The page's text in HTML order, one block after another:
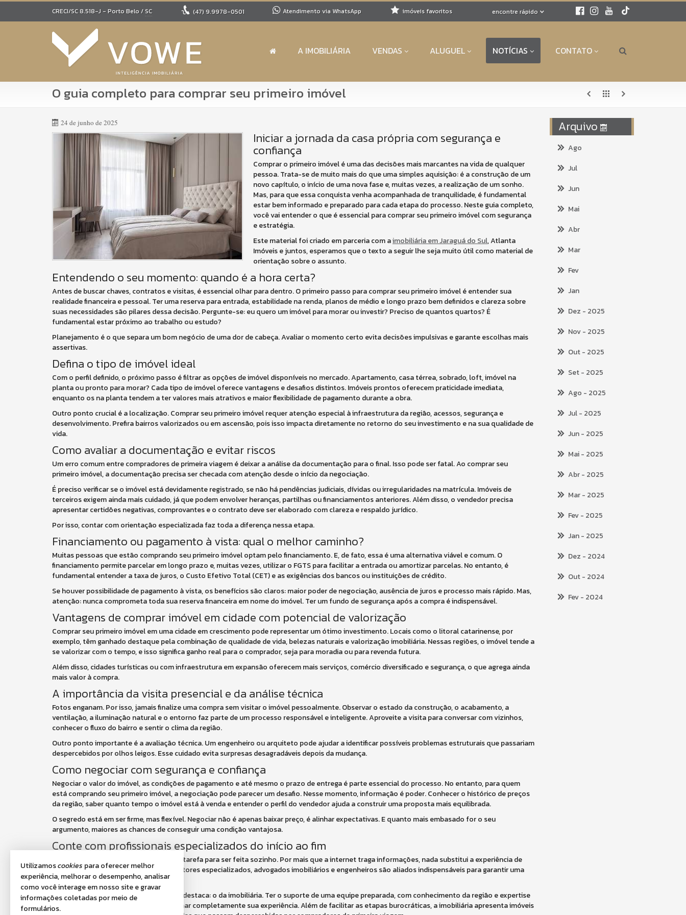
CRECI/SC 8.518-J - Porto Belo /SC (47)9.9978-0501 Atendimento via WhatsApp encontre rápido
imóveis favoritos
A IMOBILIÁRIA VENDAS ALUGUEL NOTÍCIAS CONTATO
O guia completo para comprar seu primeiro imóvel
24 de junho de 2025
Iniciar a jornada da casa própria com segurança e
confiança
Comprar o primeiro imóvel é uma das decisões mais marcantes na vida de qualquer
pessoa. Trata-se de muito mais do que uma simples aquisição: é a construção de um
novo capítulo, o início de uma nova fase e, muitas vezes, a realização de um sonho.
Mas, para que essa conquista venha acompanhada de tranquilidade, é fundamental
estar bem informado e preparado para cada etapa do processo. Neste guia completo,
você vai entender o que é essencial para comprar seu primeiro imóvel com segurança
e estratégia.
Este material foi criado em parceria com aimobiliária em Jaraguá do Sul, Atlanta
Imóveis e juntos, esperamos que o texto a seguir lhe seja muito útil como material de
orientação sobre o assunto.
Entendendo o seu momento: quando é a hora certa?
Antes de buscar chaves, contratos e visitas, é essencial olhar para dentro. O primeiro passo para comprar seu primeiro imóvel é entender sua
realidade financeira e pessoal. Ter uma reserva para entrada, estabilidade na renda, planos de médio e longo prazo bem definidos e clareza sobre
suas necessidades são pilares dessa decisão. Pergunte-se: eu quero um imóvel para morar ou investir? Preciso de quantos quartos? É
fundamental estar próximo ao trabalho ou estudo?
Planejamento é o que separa um bom negócio de uma dor de cabeça. Avaliar o momento certo evita decisões impulsivas e garante escolhas mais
assertivas.
Defina o tipo de imóvel ideal
Com o perfil definido, o próximo passo é filtrar as opções de imóvel disponíveis no mercado. Apartamento, casa térrea, sobrado, loft, imóvel na
planta ou pronto para morar? Cada tipo de imóvel oferece vantagens e desafios distintos. Imóveis prontos oferecem praticidade imediata,
enquanto os na planta tendem a ter valores mais atrativos e maior flexibilidade de pagamento durante a obra.
Outro ponto crucial é a localização. Comprar seu primeiro imóvel requer atenção especial à infraestrutura da região, acessos, segurança e
desenvolvimento. Prefira bairros valorizados ou em ascensão, pois isso impacta diretamente no retorno do seu investimento e na sua qualidade de
vida.
Como avaliar a documentação e evitar riscos
Um erro comum entre compradores de primeira viagem é deixar a análise da documentação para o final. Isso pode ser fatal. Ao comprar seu
primeiro imóvel, a documentação precisa ser checada com atenção desde o início da negociação.
É preciso verificar se o imóvel está devidamente registrado, se não há pendências judiciais, dívidas ou irregularidades na matrícula. Imóveis de
terceiros exigem ainda mais cuidado, já que podem envolver heranças, partilhas ou financiamentos anteriores. Além disso, o vendedor precisa
apresentar certidões negativas, comprovantes e o contrato deve ser elaborado com clareza e respaldo jurídico.
Por isso, contar com orientação especializada faz toda a diferença nessa etapa.
Financiamento ou pagamento à vista: qual o melhor caminho?
Muitas pessoas que estão comprando seu primeiro imóvel optam pelo financiamento. E, de fato, essa é uma alternativa viável e comum. O
financiamento permite parcelar em longo prazo e, muitas vezes, utilizar o FGTS para facilitar a entrada ou amortizar parcelas. No entanto, é
fundamental entender a taxa de juros, o Custo Efetivo Total (CET) e as exigências dos bancos ou instituições de crédito.
Se houver possibilidade de pagamento à vista, os benefícios são claros: maior poder de negociação, ausência de juros e processo mais rápido. Mas,
atenção: nunca comprometa toda sua reserva financeira em nome do imóvel. Ter um fundo de segurança após a compra é indispensável.
Vantagens de comprar imóvel em cidade com potencial de valorização
Comprar seu primeiro imóvel em uma cidade em crescimento pode representar um ótimo investimento. Locais como o litoral catarinense, por
exemplo, têm ganhado destaque pela combinação de qualidade de vida, belezas naturais e valorização imobiliária. Nessas regiões, o imóvel tende a
se valorizar com o tempo, e isso significa ganho real para o comprador, seja para moradia ou para revenda futura.
Além disso, cidades turísticas ou com infraestrutura em expansão oferecem mais serviços, comércio diversificado e segurança, o que agrega ainda
mais valor à compra.
A importância da visita presencial e da análise técnica
Fotos enganam. Por isso, jamais finalize uma compra sem visitar o imóvel pessoalmente. Observar o estado da construção, o acabamento, a
ventilação, a iluminação natural e o entorno faz parte de um processo responsável e inteligente. Aproveite a visita para conversar com vizinhos,
conhecer o fluxo do bairro e sentir o clima da região.
Outro ponto importante é a avaliação técnica. Um engenheiro ou arquiteto pode ajudar a identificar possíveis problemas estruturais que passariam
despercebidos por olhos leigos. Esse cuidado evita surpresas desagradáveis depois da mudança.
Como negociar com segurança e confiança
Negociar o valor do imóvel, as condições de pagamento e até mesmo o prazo de entrega é parte essencial do processo. No entanto, para quem
está comprando seu primeiro imóvel, a negociação pode parecer um desafio. Nesse momento, informação é poder. Conhecer o histórico de preços
da região, saber quanto tempo o imóvel está à venda e entender o perfil do vendedor ajuda a construir uma proposta mais equilibrada.
O segredo está em ser firme, mas flexível. Negociar não é apenas baixar preço, é alinhar expectativas. E quanto mais embasado for o seu
argumento, maiores as chances de conseguir uma condição vantajosa.
Conte com profissionais especializados do início ao fim
Comprar seu primeiro imóvel não é uma tarefa para ser feita sozinho. Por mais que a internet traga informações, nada substitui a experiência de
quem vive o mercado no dia a dia. Corretores especializados, advogados imobiliários e engenheiros são aliados indispensáveis para garantir uma
compra segura e vantajosa.
E entre esses profissionais, um papel se destaca: o da imobiliária. Ter o suporte de uma equipe preparada, com conhecimento da região e expertise
no processo de compra, pode transformar completamente sua experiência. Além de facilitar as etapas burocráticas, a imobiliária apresenta imóveis
Arquivo
Ago
Jul
Jun
Mai
Abr
Mar
Fev
Jan
Dez - 2025
Nov- 2025
Out- 2025
Set- 2025
Ago - 2025
Jul- 2025
Jun- 2025
Mai- 2025
Abr- 2025
Mar- 2025
Fev- 2025
Jan- 2025
Dez - 2024
Out- 2024
Fev- 2024
Utilizamoscookies para oferecer melhor
experiência, melhorar o desempenho, analisar
como você interage em nosso site e gravar
informações coletadas por meio de
formulários.